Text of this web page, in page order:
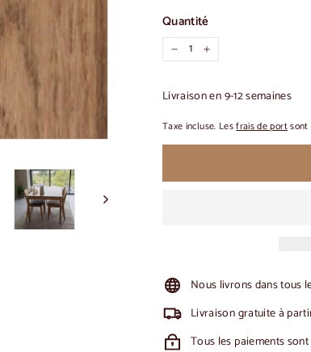
Quantité
- +
Livraison en 9-12 semaines
Taxe incluse. Lesfrais de portsont
Nous livrons dans tous
Livraison gratuite à
Tous les paiements